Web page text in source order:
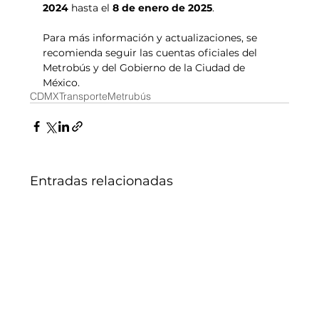
2024 hasta el 8 de enero de 2025.
Para más información y actualizaciones, se
recomienda seguir las cuentas oficiales del
Metrobús y del Gobierno de la Ciudad de
México.
CDMXTransporteMetrubús
Entradas relacionadas